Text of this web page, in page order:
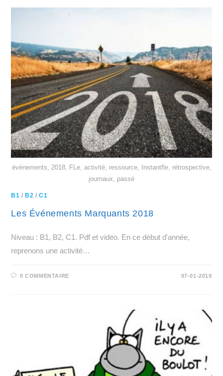
événements, 2018, FLe, activité, ressource, Instantfle, rétrospective,
journaux, passé
B1 /B2 /C1
Les Événements Marquants 2018
Niveau : B1, B2, C1. Pdf et vidéo. En ce début d'année,
reprenons une activité…
0 COMMENTAIRE 07-01-2019